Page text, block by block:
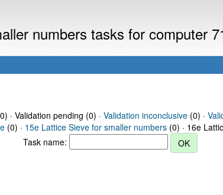
numbers tasks for computer
· Validation pending (0) · Validation inconclusive(0) ·
(0) · 15e Lattice Sieve for smaller numbers (0) · 16e
Task name: